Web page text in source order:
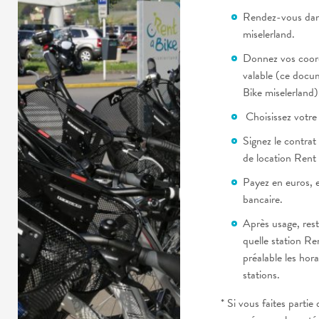
Rendez-vous
miselerland.
Donnez vos
valable (ce
Bike
Choisissez
Signez le
de location Rent
Payez en euros,
bancaire.
Après usage,
quelle station
préalable les
stations.
* Si vous faites partie